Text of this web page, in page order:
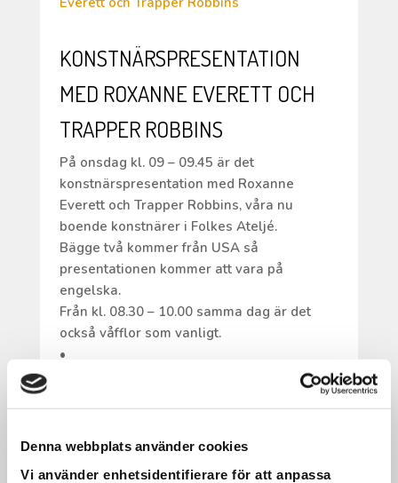
Denna webbplats använder cookies
Vi använder enhetsidentifierare för att anpassa
KONSTNÄRSPRESENTATION
MED ROXANNE EVERETT OCH
TRAPPER ROBBINS
På onsdag kl. 09 – 09.45 är det
konstnärspresentation med Roxanne
Everett och Trapper Robbins, våra nu
boende konstnärer i Folkes Ateljé.
Bägge två kommer från USA så
presentationen kommer att vara på
engelska.
Från kl. 08.30 – 10.00 samma dag är det
också våfflor som vanligt.
•